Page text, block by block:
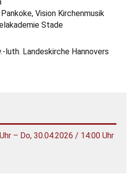
Vision Kirchenmusik
Stade
luth. Landeskirche Hannovers
– Do, 30.04.2026 / 14:00 Uhr